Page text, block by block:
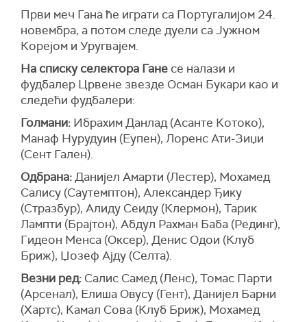
Први меч Гана ће играти са Португалијом 24.
новембра, а потом следе дуели са Јужном
Корејом и Уругвајем.
На списку селектора Гане се налази и
фудбалер Црвене звезде Осман Букари као и
следећи фудбалери:
Голмани: Ибрахим Данлад (Асанте Котоко),
Манаф Нурудуин (Еупен), Лоренс Ати-Зиџи
(Сент Гален).
Одбрана:Данијел Амарти (Лестер), Мохамед
Салису (Саутемптон), Александер Ђику
(Стразбур), Алиду Сеиду (Клермон), Тарик
Лампти (Брајтон), Абдул Рахман Баба (Рединг),
Гидеон Менса (Оксер), Денис Одои (Клуб
Бриж), Џозеф Ајду (Селта).
Везни ред: Салис Самед (Ленс), Томас Парти
(Арсенал), Елиша Овусу (Гент), Данијел Барни
(Хартс), Камал Сова (Клуб Бриж), Мохамед